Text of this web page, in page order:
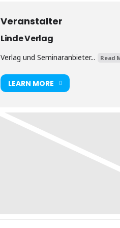
Veranstalter
Linde Verlag
Verlag und Seminaranbieter... Read
LEARN MORE